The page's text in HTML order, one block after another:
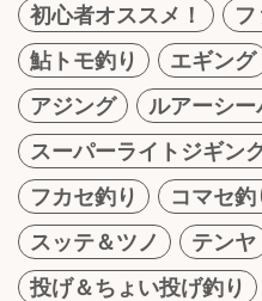
初心者オススメ！
鮎トモ釣り
エギング
アジング
ルアーシー
スーパーライトジギン
フカセ釣り
コマセ釣
スッテ＆ツノ
テンヤ
投げ＆ちょい投げ釣り